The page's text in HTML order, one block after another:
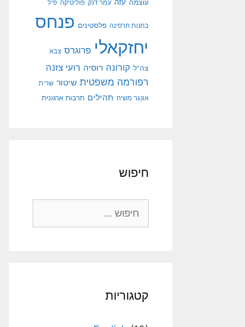
עוצמה עזה עמר דנק פוליטיקה פיל
בחנות חרסינה פלסטינים פנחס
יחזקאלי פרוגרס צבא
צה"ל קורונה רוסיה רועי צזנה
רפורמה משפטית שיטור שרית
אונגר משיח תהילים תרבות ארגונית
חיפוש
קטגוריות